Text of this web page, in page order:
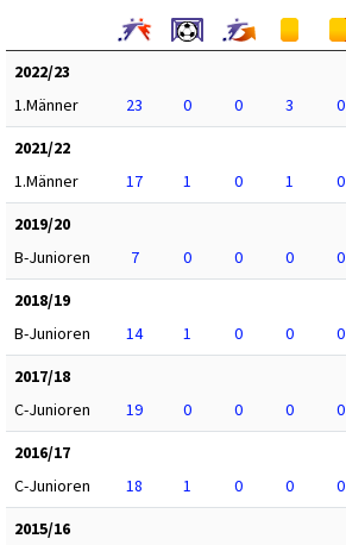
2022/23
1.Männer
23 0 0 3 0
2021/22
1.Männer
17 1 0 1 0
2019/20
B-Junioren
7 0 0 0 0
2018/19
B-Junioren
14 1 0 0 0
2017/18
C-Junioren
19 0 0 0 0
2016/17
C-Junioren
18 1 0 0 0
2015/16